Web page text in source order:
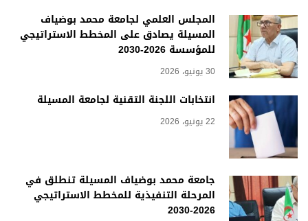
المجلس العلمي لجامعة محمد بوضياف
المسيلة يصادق على المخطط الاستراتيجي
للمؤسسة 2026-2030
30 يونيو، 2026
انتخابات اللجنة التقنية لجامعة المسيلة
22 يونيو، 2026
جامعة محمد بوضياف المسيلة تنطلق في
المرحلة التنفيذية للمخطط الاستراتيجي
2026-2030